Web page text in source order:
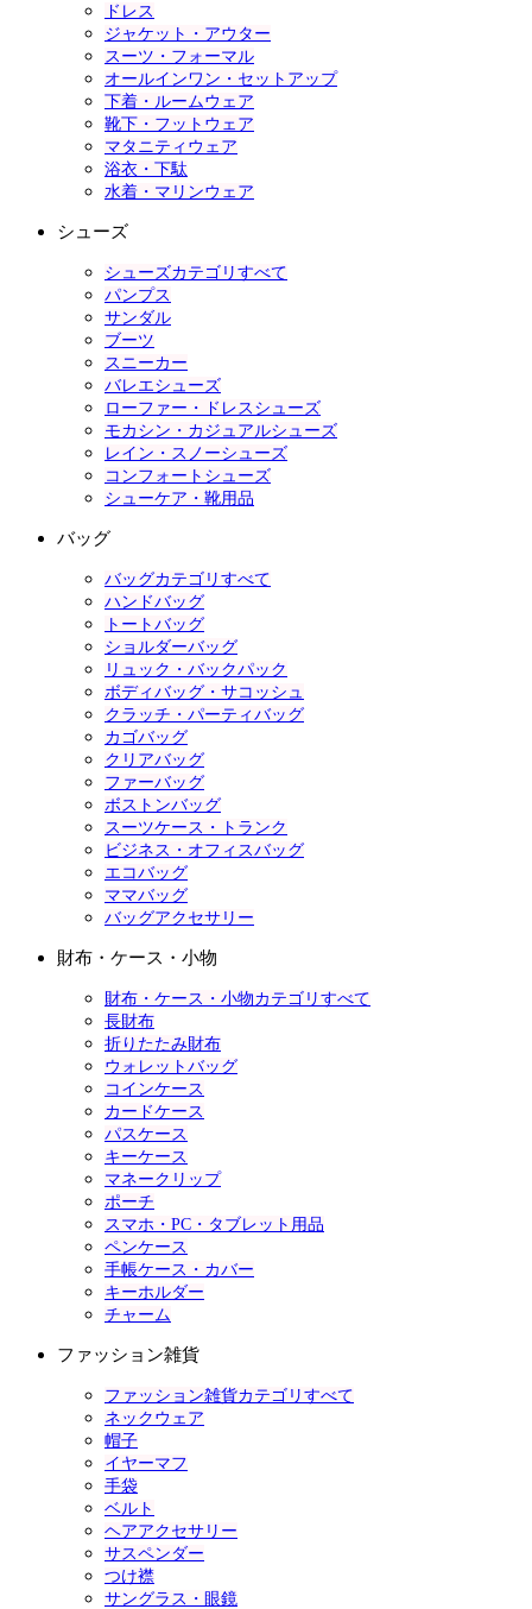
ドレス
ジャケット・アウター
スーツ・フォーマル
オールインワン・セットアップ
下着・ルームウェア
靴下・フットウェア
マタニティウェア
浴衣・下駄
水着・マリンウェア
シューズ
シューズカテゴリすべて
パンプス
サンダル
ブーツ
スニーカー
バレエシューズ
ローファー・ドレスシューズ
モカシン・カジュアルシューズ
レイン・スノーシューズ
コンフォートシューズ
シューケア・靴用品
バッグ
バッグカテゴリすべて
ハンドバッグ
トートバッグ
ショルダーバッグ
リュック・バックパック
ボディバッグ・サコッシュ
クラッチ・パーティバッグ
カゴバッグ
クリアバッグ
ファーバッグ
ボストンバッグ
スーツケース・トランク
ビジネス・オフィスバッグ
エコバッグ
ママバッグ
バッグアクセサリー
財布・ケース・小物
財布・ケース・小物カテゴリすべて
長財布
折りたたみ財布
ウォレットバッグ
コインケース
カードケース
パスケース
キーケース
マネークリップ
ポーチ
スマホ・PC・タブレット用品
ペンケース
手帳ケース・カバー
キーホルダー
チャーム
ファッション雑貨
ファッション雑貨カテゴリすべて
ネックウェア
帽子
イヤーマフ
手袋
ベルト
ヘアアクセサリー
サスペンダー
つけ襟
サングラス・眼鏡